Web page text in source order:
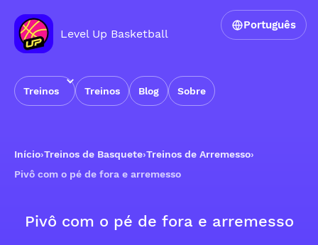
Level Up Basketball
Treinos Treinos Blog Sobre
Português
Início›Treinos de Basquete›Treinos de Arremesso›
Pivô com o pé de fora e arremesso
Pivô com o pé de fora e arremesso